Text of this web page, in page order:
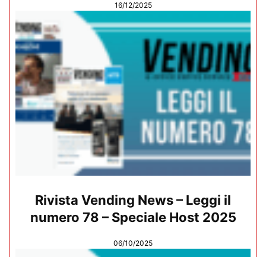
16/12/2025
Rivista Vending News – Leggi il
numero 78 – Speciale Host 2025
06/10/2025